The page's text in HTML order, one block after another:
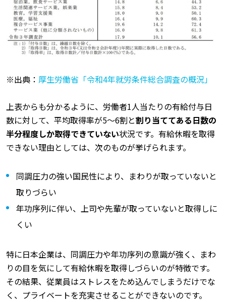
※出典： 厚生労働省「令和4年就労条件総合調査の概況」
上表からも分かるように、労働者1人当たりの有給付与日
数に対して、平均取得率が5〜6割と割り当ててある日数の
半分程度しか取得できていない状況です。有給休暇を取得
できない理由としては、次のものが挙げられます。
同調圧力の強い国民性により、まわりが取っていないと
取りづらい
年功序列に伴い、上司や先輩が取っていないと取得しに
くい
特に日本企業は、同調圧力や年功序列の意識が強く、まわ
りの目を気にして有給休暇を取得しづらいのが特徴です。
その結果、従業員はストレスをため込んでしまうだけでな
く、プライベートを充実させることができないのです。